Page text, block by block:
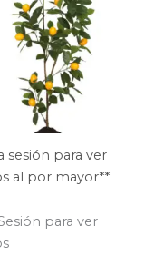
sesión para ver
al por mayor**
para ver